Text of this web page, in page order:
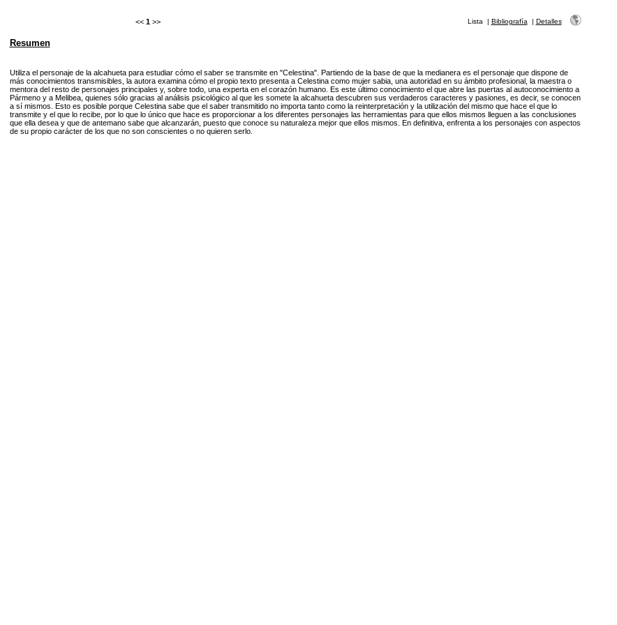
<< 1 >> Lista | Bibliografía | Detalles
Resumen
Utiliza el personaje de la alcahueta para estudiar cómo el saber se transmite en "Celestina". Partiendo de la base de que la medianera es el personaje que dispone de
más conocimientos transmisibles, la autora examina cómo el propio texto presenta a Celestina como mujer sabia, una autoridad en su ámbito profesional, la maestra o
mentora del resto de personajes principales y, sobre todo, una experta en el corazón humano. Es este último conocimiento el que abre las puertas al autoconocimiento a
Pármeno y a Melibea, quienes sólo gracias al análisis psicológico al que les somete la alcahueta descubren sus verdaderos caracteres y pasiones, es decir, se conocen
a sí mismos. Esto es posible porque Celestina sabe que el saber transmitido no importa tanto como la reinterpretación y la utilización del mismo que hace el que lo
transmite y el que lo recibe, por lo que lo único que hace es proporcionar a los diferentes personajes las herramientas para que ellos mismos lleguen a las conclusiones
que ella desea y que de antemano sabe que alcanzarán, puesto que conoce su naturaleza mejor que ellos mismos. En definitiva, enfrenta a los personajes con aspectos
de su propio carácter de los que no son conscientes o no quieren serlo.